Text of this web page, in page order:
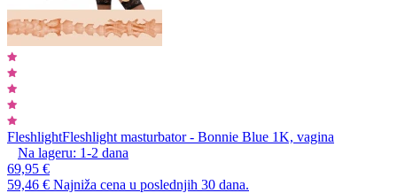
FleshlightFleshlight masturbator - Bonnie Blue 1K, vagina
Na lageru: 1-2 dana
69,95 €
59,46 € Najniža cena u poslednjih 30 dana.